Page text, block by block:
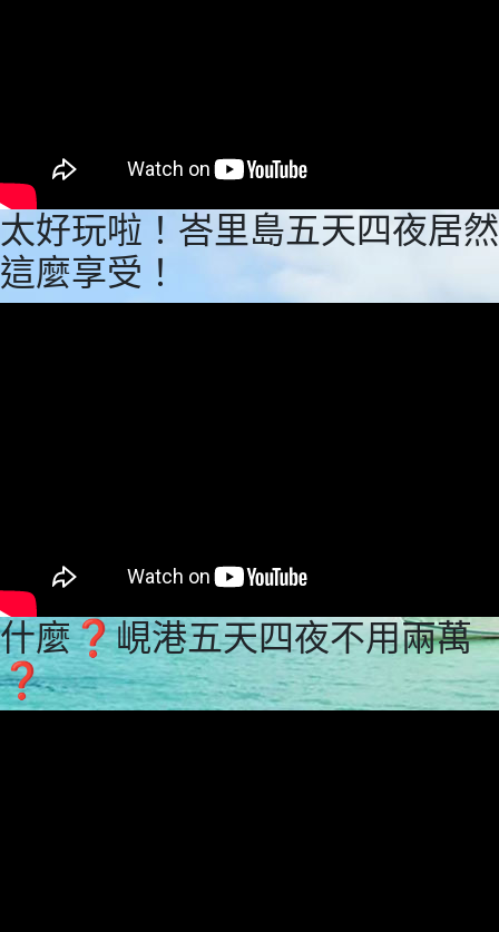
太好玩啦！峇里島五天四夜居然
這麼享受！
什麼❓峴港五天四夜不用兩萬
❓